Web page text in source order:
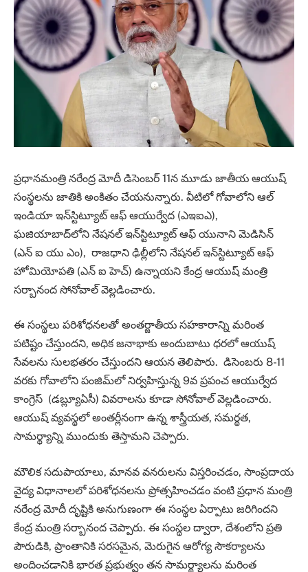
ప్రధానమంత్రి నరేంద్ర మోదీ డిసెంబర్ 11న మూడు జాతీయ ఆయుష్
సంస్థలను జాతికి అంకితం చేయనున్నారు. వీటిలో గోవాలోని ఆల్
ఇండియా ఇన్‌స్టిట్యూట్ ఆఫ్ ఆయుర్వేద (ఎఇఐఎ),
ఘజియాబాద్‌లోని నేషనల్ ఇన్‌స్టిట్యూట్ ఆఫ్ యునాని మెడిసిన్
(ఎన్ ఐ యు ఎం), రాజధాని ఢిల్లీలోని నేషనల్ ఇన్‌స్టిట్యూట్ ఆఫ్
హోమియోపతి (ఎన్ ఐ హెచ్) ఉన్నాయని కేంద్ర ఆయుష్ మంత్రి
సర్బానంద సోనోవాల్ వెల్లడించారు.
ఈ సంస్థలు పరిశోధనలతో అంతర్జాతీయ సహకారాన్ని మరింత
పటిష్టం చేస్తుందని, అధిక జనాభాకు అందుబాటు ధరలో ఆయుష్
సేవలను సులభతరం చేస్తుందని ఆయన తెలిపారు. డిసెంబరు 8-11
వరకు గోవాలోని పంజిమ్‌లో నిర్వహిస్తున్న 9వ ప్రపంచ ఆయుర్వేద
కాంగ్రెస్ (డబ్ల్యూఏసీ) వివరాలను కూడా సోనోవాల్ వెల్లడించారు.
ఆయుష్ వ్యవస్థలో అంతర్లీనంగా ఉన్న శాస్త్రీయత, సమర్థత,
సామర్థ్యాన్ని ముందుకు తెస్తామని చెప్పారు.
మౌలిక సదుపాయాలు, మానవ వనరులను విస్తరించడం, సాంప్రదాయ
వైద్య విధానాలలో పరిశోధనలను ప్రోత్సహించడం వంటి ప్రధాన మంత్రి
నరేంద్ర మోదీ దృష్టికి అనుగుణంగా ఈ సంస్థల ఏర్పాటు జరిగిందని
కేంద్ర మంత్రి సర్బానంద చెప్పారు. ఈ సంస్థల ద్వారా, దేశంలోని ప్రతి
పౌరుడికి, ప్రాంతానికి సరసమైన, మెరుగైన ఆరోగ్య సౌకర్యాలను
అందించడానికి భారత ప్రభుత్వం తన సామర్థ్యాలను మరింత